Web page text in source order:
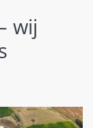
wij